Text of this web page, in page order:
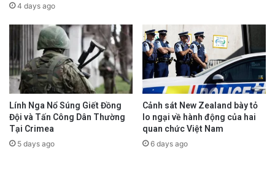
4 days ago
Lính Nga Nổ Súng Giết Đồng
Đội và Tấn Công Dân Thường
Tại Crimea
5 days ago
Cảnh sát New Zealand bày tỏ
lo ngại về hành động của hai
quan chức Việt Nam
6 days ago